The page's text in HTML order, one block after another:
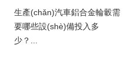
需要哪些設(shè)備投入多
生產(chǎn)汽車鋁合金輪轂需
要哪些設(shè)備投入多
少？...